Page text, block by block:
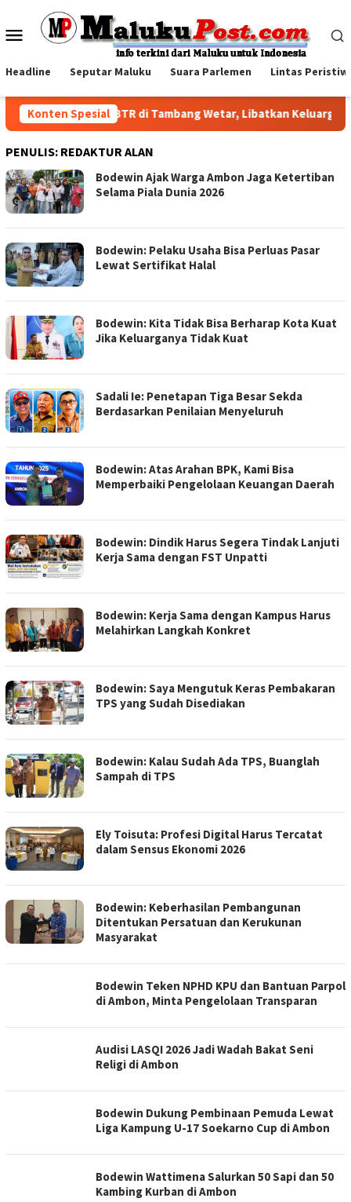
konten
Menu
Headline Seputar Maluku Suara Parlemen Lintas
Konten Spesial
Family Visit BKP-BTR di Tambang Wetar, Libatkan Keluarga
PENULIS: REDAKTUR ALAN
Bodewin Ajak Warga Ambon Jaga Ketertiban
Selama Piala Dunia 2026
Bodewin: Pelaku Usaha Bisa Perluas Pasar
Lewat Sertifikat Halal
Bodewin: Kita Tidak Bisa Berharap Kota Kuat
Jika Keluarganya Tidak Kuat
Sadali Ie: Penetapan Tiga Besar Sekda
Berdasarkan Penilaian Menyeluruh
Bodewin: Atas Arahan BPK, Kami Bisa
Memperbaiki Pengelolaan Keuangan Daerah
Bodewin: Dindik Harus Segera Tindak Lanjuti
Kerja Sama dengan FST Unpatti
Bodewin: Kerja Sama dengan Kampus Harus
Melahirkan Langkah Konkret
Bodewin: Saya Mengutuk Keras Pembakaran
TPS yang Sudah Disediakan
Bodewin: Kalau Sudah Ada TPS, Buanglah
Sampah di TPS
Ely Toisuta: Profesi Digital Harus Tercatat
dalam Sensus Ekonomi 2026
Bodewin: Keberhasilan Pembangunan
Ditentukan Persatuan dan Kerukunan
Masyarakat
Bodewin Teken NPHD KPU dan Bantuan Parpol
di Ambon, Minta Pengelolaan Transparan
Audisi LASQI 2026 Jadi Wadah Bakat Seni
Religi di Ambon
Bodewin Dukung Pembinaan Pemuda Lewat
Liga Kampung U-17 Soekarno Cup di Ambon
Bodewin Wattimena Salurkan 50 Sapi dan 50
Kambing Kurban di Ambon